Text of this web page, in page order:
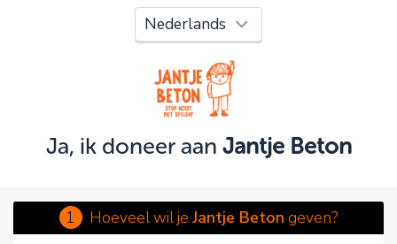
Ja, ik doneer aan Jantje Beton
1 Hoeveel wil jeJantje Beton geven?
Oeps!
Je kunt nog niet verder vanwege:
Controleer en verbeter je invoer en probeer het